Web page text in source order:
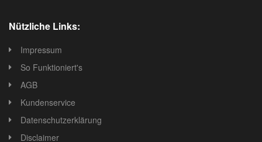
Nützliche Links:
Impressum
So Funktioniert's
AGB
Kundenservice
Datenschutzerklärung
Disclaimer